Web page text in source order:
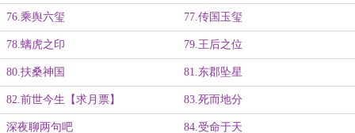
76.乘舆六玺 77.传国玉玺
78.螭虎之印 79.王后之位
80.扶桑神国 81.东郡坠星
82.前世今生【求月票】 83.死而地分
深夜聊两句吧 84.受命于天